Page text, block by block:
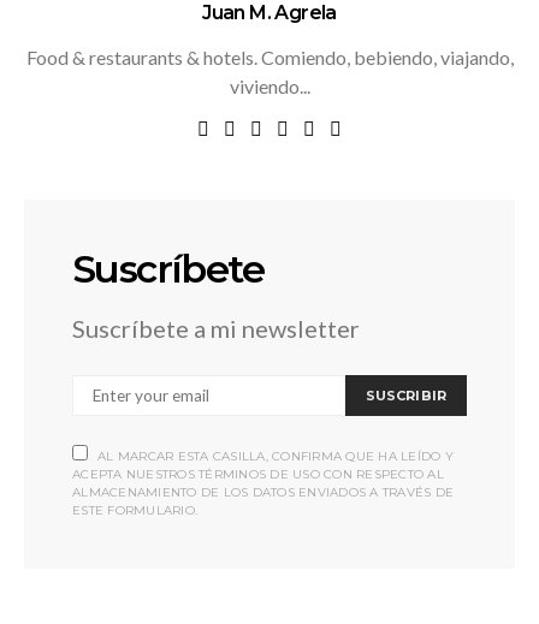
Juan M. Agrela
Food & restaurants & hotels. Comiendo, bebiendo, viajando,
viviendo...
Suscríbete
Suscríbete a mi newsletter
SUSCRIBIR
AL MARCAR ESTA CASILLA, CONFIRMA QUE HA LEÍDO Y
ACEPTA NUESTROS TÉRMINOS DE USO CON RESPECTO AL
ALMACENAMIENTO DE LOS DATOS ENVIADOS A TRAVÉS DE
ESTE FORMULARIO.